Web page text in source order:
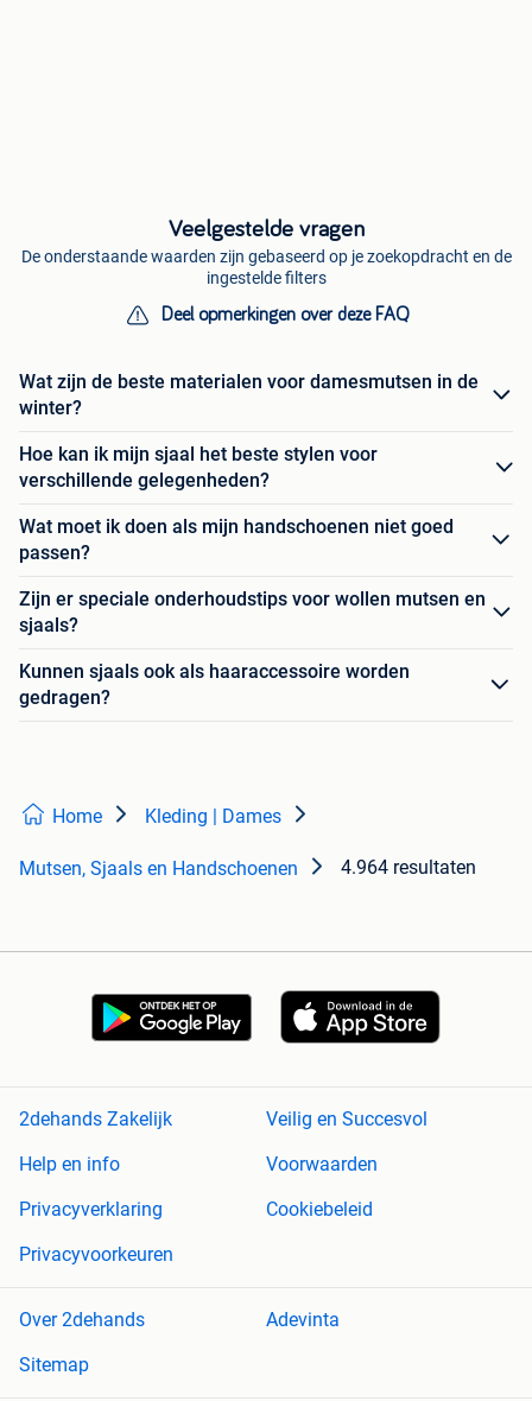
Veelgestelde vragen
De onderstaande waarden zijn gebaseerd op je zoekopdracht en de
ingestelde filters
Deel opmerkingen over deze FAQ
Wat zijn de beste materialen voor damesmutsen in de
winter?
Hoe kan ik mijn sjaal het beste stylen voor
verschillende gelegenheden?
Wat moet ik doen als mijn handschoenen niet goed
passen?
Zijn er speciale onderhoudstips voor wollen mutsen en
sjaals?
Kunnen sjaals ook als haaraccessoire worden
gedragen?
Home Kleding | Dames
Mutsen, Sjaals en Handschoenen 4.964 resultaten
2dehands Zakelijk
Veilig en Succesvol
Help en info
Voorwaarden
Privacyverklaring
Cookiebeleid
Privacyvoorkeuren
Over 2dehands
Adevinta
Sitemap